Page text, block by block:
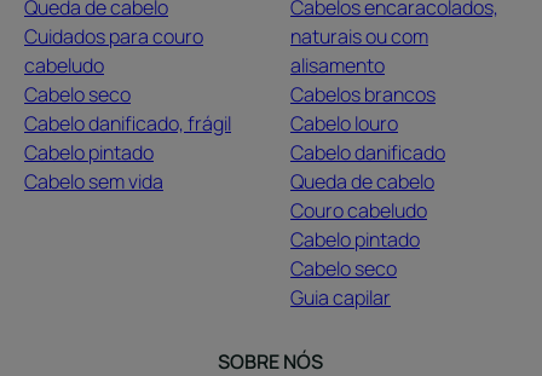
Queda de cabelo
Cuidados para couro
cabeludo
Cabelo seco
Cabelo danificado, frágil
Cabelo pintado
Cabelo sem vida
Cabelos encaracolados,
naturais ou com
alisamento
Cabelos brancos
Cabelo louro
Cabelo danificado
Queda de cabelo
Couro cabeludo
Cabelo pintado
Cabelo seco
Guia capilar
SOBRE NÓS